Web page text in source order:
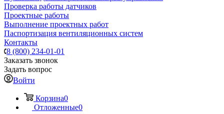
Проверка работы датчиков
Проектные работы
Выполнение проектных работ
Паспортизация вентиляционных систем
Контакты
8 (800) 234-01-01
Заказать звонок
Задать вопрос
Войти
Корзина0
Отложенные0